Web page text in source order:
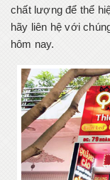
chất lượng để thể
hãy liên hệ với
hôm nay.